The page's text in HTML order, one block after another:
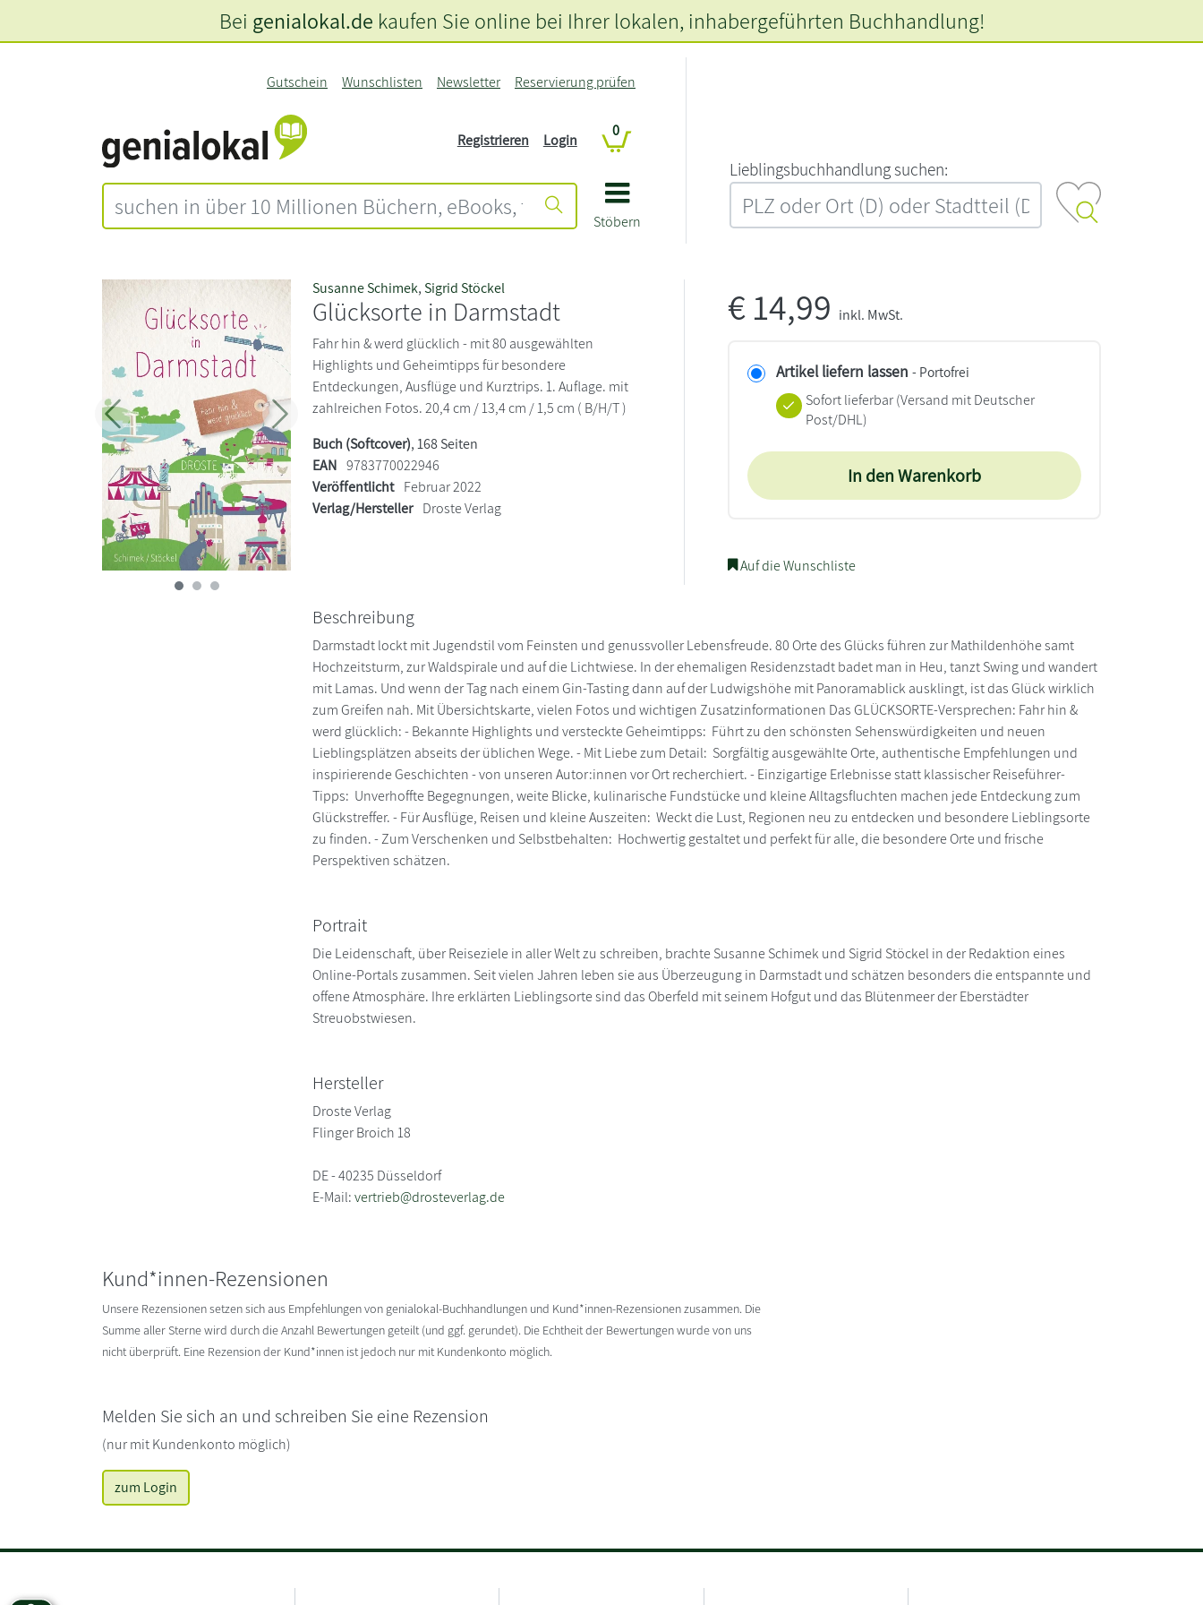
Stöbern
Gutschein Wunschlisten Newsletter Reservierung prüfen
Registrieren Login
0
L‍i‍e‍b‍l‍i‍n‍g‍s‍b‍u‍c‍h‍h‍a‍n‍d‍l‍u‍n‍g‍ ‍s‍u‍c‍h‍e‍n‍:‍
Bei genialokal.de kaufen Sie online bei Ihrer lokalen, inhabergeführten Buchhandlung!
Zurück Weiter
Susanne Schimek, Sigrid Stöckel
Glücksorte in Darmstadt
Fahr hin & werd glücklich - mit 80 ausgewählten
Highlights und Geheimtipps für besondere
Entdeckungen, Ausflüge und Kurztrips. 1. Auflage. mit
zahlreichen Fotos. 20,4 cm / 13,4 cm / 1,5 cm ( B/H/T )
Buch (Softcover), 168 Seiten
EAN 9783770022946
Veröffentlicht Februar 2022
Verlag/Hersteller Droste Verlag
€14,99 inkl. MwSt.
Artikel liefern lassen - Portofrei
Sofort lieferbar(Versand mit Deutscher
Post/DHL)
In den Warenkorb
Auf die Wunschliste
Beschreibung
Darmstadt lockt mit Jugendstil vom Feinsten und genussvoller Lebensfreude. 80 Orte des Glücks führen zur Mathildenhöhe samt
Hochzeitsturm, zur Waldspirale und auf die Lichtwiese. In der ehemaligen Residenzstadt badet man in Heu, tanzt Swing und wandert
mit Lamas. Und wenn der Tag nach einem Gin-Tasting dann auf der Ludwigshöhe mit Panoramablick ausklingt, ist das Glück wirklich
zum Greifen nah. Mit Übersichtskarte, vielen Fotos und wichtigen Zusatzinformationen Das GLÜCKSORTE-Versprechen: Fahr hin &
werd glücklich: - Bekannte Highlights und versteckte Geheimtipps: Führt zu den schönsten Sehenswürdigkeiten und neuen
Lieblingsplätzen abseits der üblichen Wege. - Mit Liebe zum Detail: Sorgfältig ausgewählte Orte, authentische Empfehlungen und
inspirierende Geschichten - von unseren Autor:innen vor Ort recherchiert. - Einzigartige Erlebnisse statt klassischer Reiseführer-
Tipps: Unverhoffte Begegnungen, weite Blicke, kulinarische Fundstücke und kleine Alltagsfluchten machen jede Entdeckung zum
Glückstreffer. - Für Ausflüge, Reisen und kleine Auszeiten: Weckt die Lust, Regionen neu zu entdecken und besondere Lieblingsorte
zu finden. - Zum Verschenken und Selbstbehalten: Hochwertig gestaltet und perfekt für alle, die besondere Orte und frische
Perspektiven schätzen.
Portrait
Die Leidenschaft, über Reiseziele in aller Welt zu schreiben, brachte Susanne Schimek und Sigrid Stöckel in der Redaktion eines
Online-Portals zusammen. Seit vielen Jahren leben sie aus Überzeugung in Darmstadt und schätzen besonders die entspannte und
offene Atmosphäre. Ihre erklärten Lieblingsorte sind das Oberfeld mit seinem Hofgut und das Blütenmeer der Eberstädter
Streuobstwiesen.
Hersteller
Droste Verlag
Flinger Broich 18
DE - 40235 Düsseldorf
E-Mail:vertrieb@drosteverlag.de
Kund*innen-Rezensionen
Unsere Rezensionen setzen sich aus Empfehlungen von genialokal-Buchhandlungen und Kund*innen-Rezensionen zusammen. Die
Summe aller Sterne wird durch die Anzahl Bewertungen geteilt (und ggf. gerundet). Die Echtheit der Bewertungen wurde von uns
nicht überprüft. Eine Rezension der Kund*innen ist jedoch nur mit Kundenkonto möglich.
Melden Sie sich an und schreiben Sie eine Rezension
(nur mit Kundenkonto möglich)
zum Login